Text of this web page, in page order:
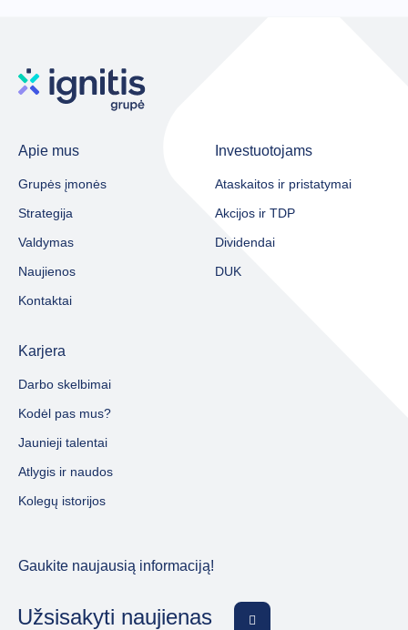
Apie mus
Grupės įmonės
Strategija
Valdymas
Naujienos
Kontaktai
Investuotojams
Ataskaitos ir pristatymai
Akcijos ir TDP
Dividendai
DUK
Karjera
Darbo skelbimai
Kodėl pas mus?
Jaunieji talentai
Atlygis ir naudos
Kolegų istorijos
Gaukite naujausią informaciją!
Užsisakyti naujienas